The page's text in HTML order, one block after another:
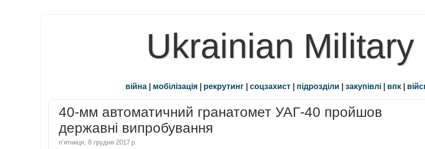
Ukrainian Military
війна | мобілізація | рекрутинг | соцзахист | підрозділи | закупівлі | впк |
40-мм автоматичний гранатомет УАГ-40 пройшов
державні випробування
пʼятниця, 8 грудня 2017 р.